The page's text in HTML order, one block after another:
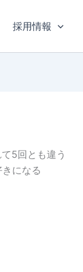
採用情報
5回とも違う
になる